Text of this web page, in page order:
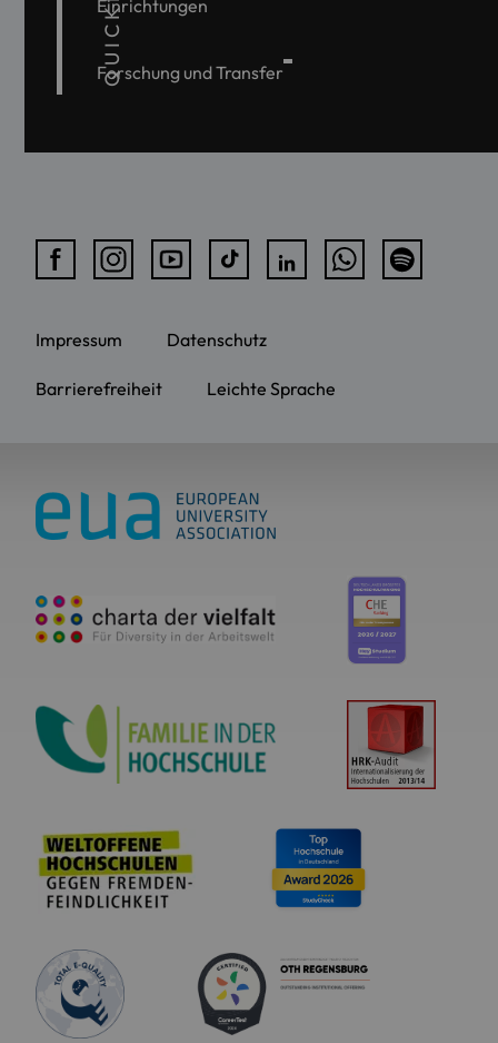
Einrichtungen
Forschung und Transfer
Impressum Datenschutz
Barrierefreiheit Leichte Sprache